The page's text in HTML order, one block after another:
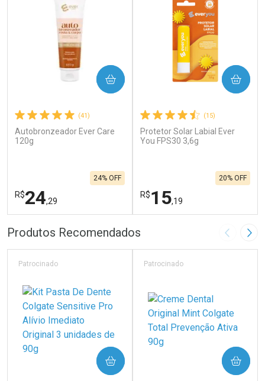
(41)
Autobronzeador Ever Care
120g
R$24,29
24% OFF
COMPRAR
FECHAR
Laboratório
FECHAR
Por Menos
(15)
Protetor Solar Labial Ever
You FPS30 3,6g
R$15,19
20% OFF
COMPRAR
Laboratório
Por Menos
Produtos Recomendados Imagem
Patrocinado
COMPRAR
Patrocinado
COMPRAR